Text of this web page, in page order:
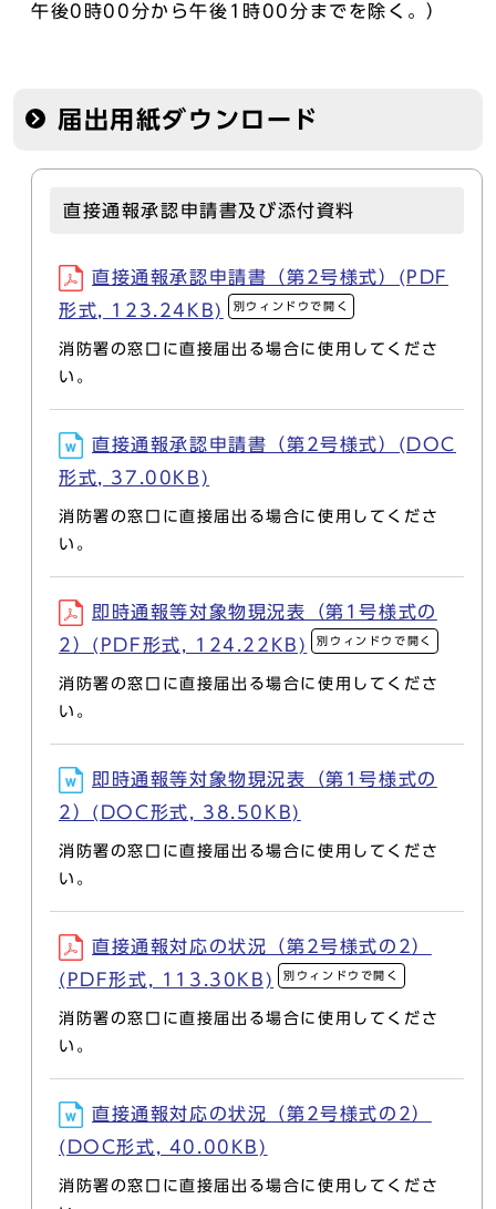
午後0時00分から午後1時00分までを除く。）
届出用紙ダウンロード
直接通報承認申請書及び添付資料
直接通報承認申請書（第2号様式）(PDF
形式, 123.24KB)
別ウィンドウで開く
消防署の窓口に直接届出る場合に使用してくださ
い。
直接通報承認申請書（第2号様式）(DOC
形式, 37.00KB)
消防署の窓口に直接届出る場合に使用してくださ
い。
即時通報等対象物現況表（第1号様式の
2）(PDF形式, 124.22KB)
別ウィンドウで開く
消防署の窓口に直接届出る場合に使用してくださ
い。
即時通報等対象物現況表（第1号様式の
2）(DOC形式, 38.50KB)
消防署の窓口に直接届出る場合に使用してくださ
い。
直接通報対応の状況（第2号様式の2）
(PDF形式, 113.30KB)
別ウィンドウで開く
消防署の窓口に直接届出る場合に使用してくださ
い。
直接通報対応の状況（第2号様式の2）
(DOC形式, 40.00KB)
消防署の窓口に直接届出る場合に使用してくださ